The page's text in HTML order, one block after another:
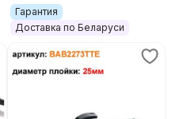
Гарантия
Доставка по Беларуси